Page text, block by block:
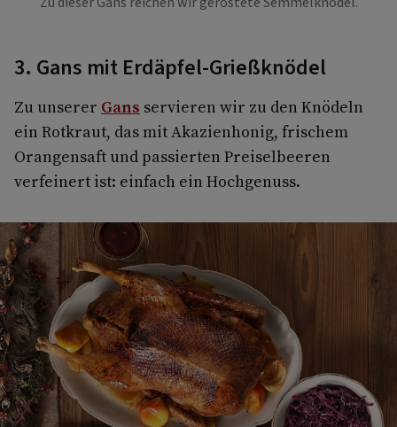
3. Gans mit Erdäpfel-Grießknödel
Zu unserer Gans servieren wir zu den Knödeln
ein Rotkraut, das mit Akazienhonig, frischem
Orangensaft und passierten Preiselbeeren
verfeinert ist: einfach ein Hochgenuss.